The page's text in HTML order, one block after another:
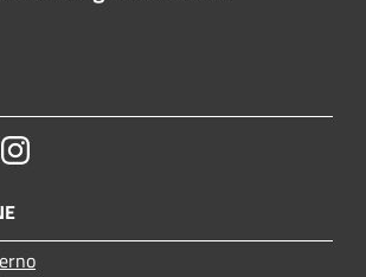
Instagram